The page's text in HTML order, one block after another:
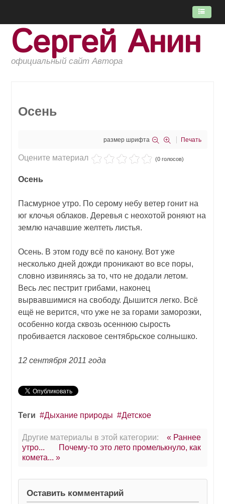
Сергей Анин
официальный сайт Автора
ГЛАВНАЯ
ПОТОК
Осень
размер шрифта Печать
Оцените материал (0 голосов)
Осень
Пасмурное утро. По серому небу ветер гонит на
юг клочья облаков. Деревья с неохотой роняют на
землю начавшие желтеть листья.
Осень. В этом году всё по канону. Вот уже
несколько дней дожди проникают во все поры,
словно извиняясь за то, что не додали летом.
Весь лес пестрит грибами, наконец
вырвавшимися на свободу. Дышится легко. Всё
ещё не верится, что уже не за горами заморозки,
особенно когда сквозь осеннюю сырость
пробивается ласковое сентябрьское солнышко.
12 сентября 2011 года
Теги Дыхание природы Детское
Другие материалы в этой категории:
« Раннее
утро...
Почему-то это лето промелькнуло, как
комета... »
Оставить комментарий